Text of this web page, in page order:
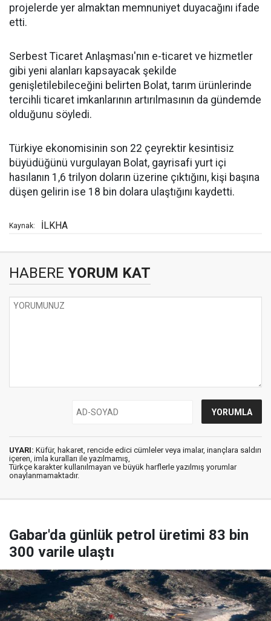
projelerde yer almaktan memnuniyet duyacağını ifade
etti.
Serbest Ticaret Anlaşması'nın e-ticaret ve hizmetler
gibi yeni alanları kapsayacak şekilde
genişletilebileceğini belirten Bolat, tarım ürünlerinde
tercihli ticaret imkanlarının artırılmasının da gündemde
olduğunu söyledi.
Türkiye ekonomisinin son 22 çeyrektir kesintisiz
büyüdüğünü vurgulayan Bolat, gayrisafi yurt içi
hasılanın 1,6 trilyon doların üzerine çıktığını, kişi başına
düşen gelirin ise 18 bin dolara ulaştığını kaydetti.
Kaynak: İLKHA
HABERE YORUM KAT
UYARI: Küfür, hakaret, rencide edici cümleler veya imalar, inançlara saldırı
içeren, imla kuralları ile yazılmamış,
Türkçe karakter kullanılmayan ve büyük harflerle yazılmış yorumlar
onaylanmamaktadır.
Gabar'da günlük petrol üretimi 83 bin
300 varile ulaştı